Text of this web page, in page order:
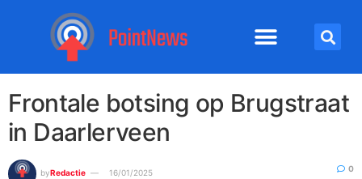
Frontale botsing op Brugstraat
in Daarlerveen
byRedactie 16/01/2025 0